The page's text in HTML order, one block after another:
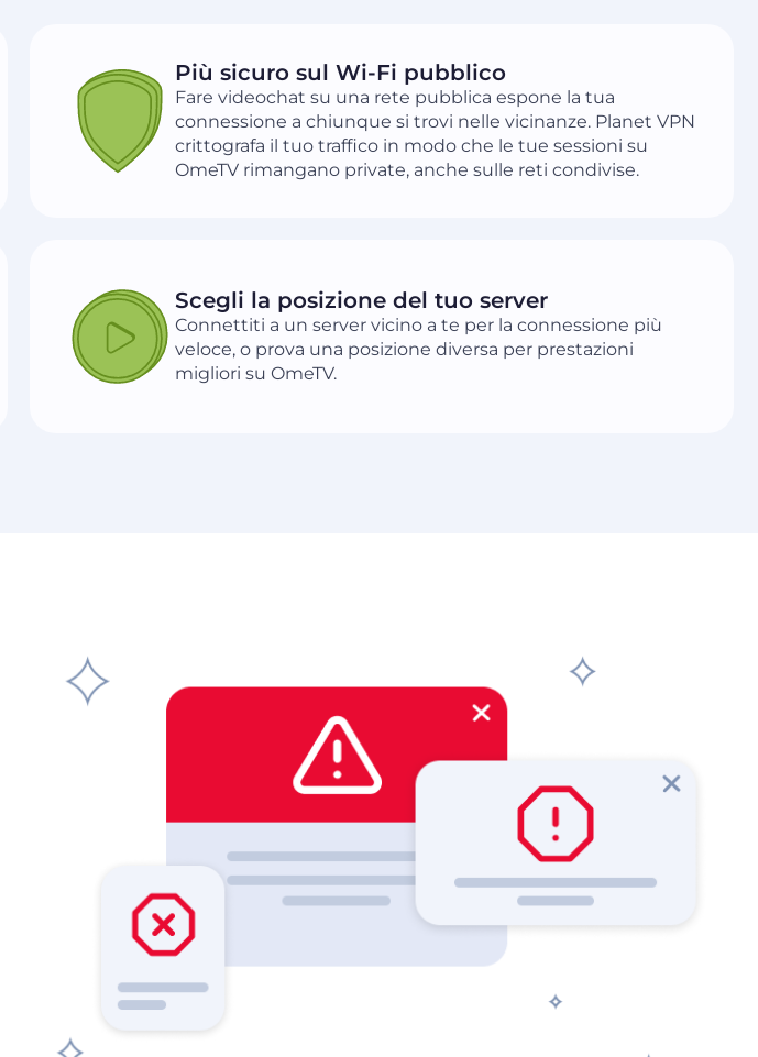
Più sicuro sul Wi-Fi pubblico
Fare videochat su una rete pubblica espone la tua
connessione a chiunque si trovi nelle vicinanze. Planet VPN
crittografa il tuo traffico in modo che le tue sessioni su
OmeTV rimangano private, anche sulle reti condivise.
Scegli la posizione del tuo server
Connettiti a un server vicino a te per la connessione più
veloce, o prova una posizione diversa per prestazioni
migliori su OmeTV.